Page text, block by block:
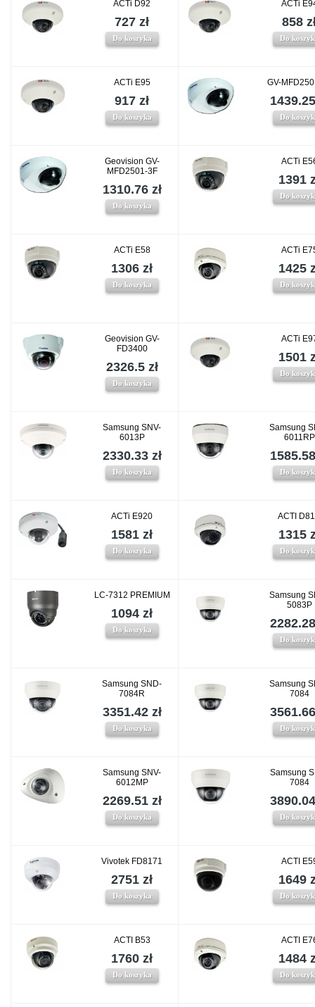
ACTi D92
727 zł
Do koszyka
ACTi
858
Do
ACTi E95
917 zł
Do koszyka
GV-
Do
Geovision GV-
MFD2501-3F
1310.76 zł
Do koszyka
ACTi
1391
Do
ACTi E58
1306 zł
Do koszyka
ACTi
1425
Do
Geovision GV-
FD3400
2326.5 zł
Do koszyka
ACTi
1501
Do
Samsung SNV-
6013P
2330.33 zł
Do koszyka
Samsung
6011RP
Do
ACTi E920
1581 zł
Do koszyka
ACTI
1315
Do
LC-7312 PREMIUM
1094 zł
Do koszyka
Samsung
5083P
Do
Samsung SND-
7084R
3351.42 zł
Do koszyka
Samsung
7084
Do
Samsung SNV-
6012MP
2269.51 zł
Do koszyka
Samsung
7084
Do
Vivotek FD8171
2751 zł
Do koszyka
ACTI
1649
Do
ACTI B53
1760 zł
Do koszyka
ACTI
1484
Do